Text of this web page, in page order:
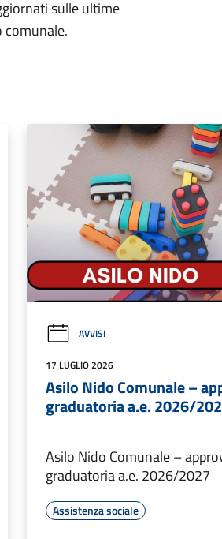
sulle ultime
AVVISI
17 LUGLIO 2026
Asilo Nido Comunale –
graduatoria a.e. 2026/
Asilo Nido Comunale –
graduatoria a.e. 2026/2027
Assistenza sociale